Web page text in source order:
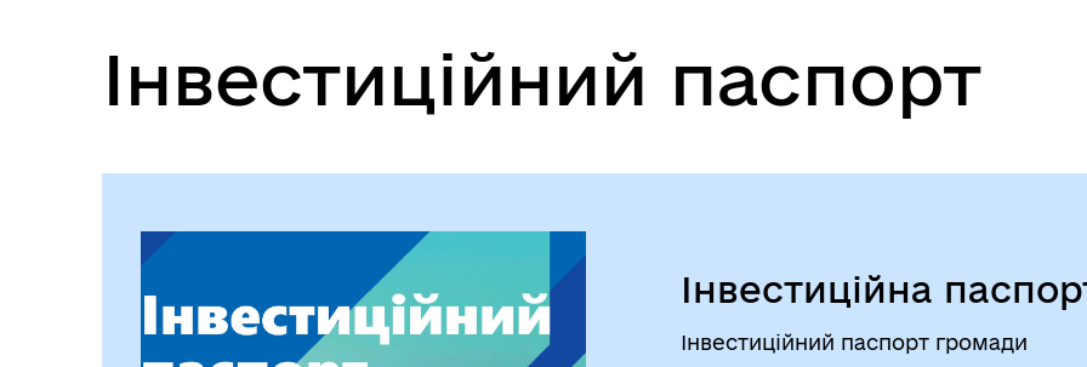
До уваги внутрішньо
Інвестиційний паспорт
Інвестиційна
Інвестиційний паспорт громади